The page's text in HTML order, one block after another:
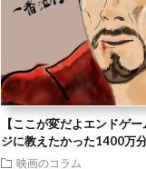
【ここが変だよエンドゲ
ジに教えたかった1400万
映画のコラム